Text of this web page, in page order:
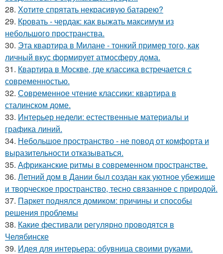
28. Хотите спрятать некрасивую батарею?
29. Кровать - чердак: как выжать максимум из
небольшого пространства.
30. Эта квартира в Милане - тонкий пример того, как
личный вкус формирует атмосферу дома.
31. Квартира в Москве, где классика встречается с
современностью.
32. Современное чтение классики: квартира в
сталинском доме.
33. Интерьер недели: естественные материалы и
графика линий.
34. Небольшое пространство - не повод от комфорта и
выразительности отказываться.
35. Африканские ритмы в современном пространстве.
36. Летний дом в Дании был создан как уютное убежище
и творческое пространство, тесно связанное с природой.
37. Паркет поднялся домиком: причины и способы
решения проблемы
38. Какие фестивали регулярно проводятся в
Челябинске
39. Идея для интерьера: обувница своими руками.